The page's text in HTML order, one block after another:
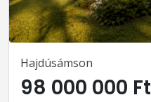
Hajdúsámson
98 000 000 Ft